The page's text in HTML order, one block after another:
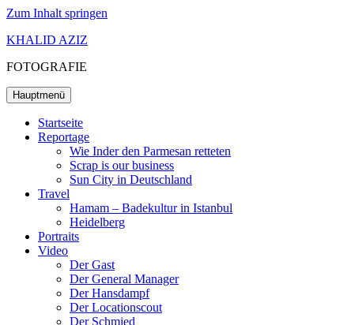
Zum Inhalt springen
KHALID AZIZ
FOTOGRAFIE
Hauptmenü
Startseite
Reportage
Wie Inder den Parmesan retteten
Scrap is our business
Sun City in Deutschland
Travel
Hamam – Badekultur in Istanbul
Heidelberg
Portraits
Video
Der Gast
Der General Manager
Der Hansdampf
Der Locationscout
Der Schmied